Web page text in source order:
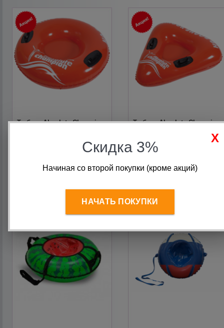
Тюбинг Absolute Champion
590 руб.
Тюбинг Absolute Champion
590 руб.
Скидка 3%
Начиная со второй покупки (кроме акций)
НАЧАТЬ ПОКУПКИ